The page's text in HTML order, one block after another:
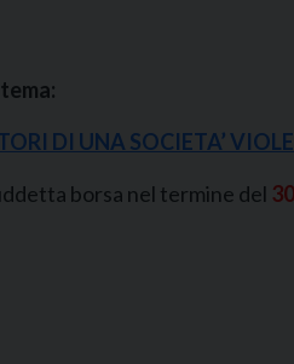
DI UNA SOCIETA’
borsa nel termine del